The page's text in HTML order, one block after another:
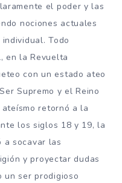
el poder y las
nociones actuales
Todo
en la Revuelta
con un estado ateo
Supremo y el Reino
retornó a la
los siglos 18 y 19, la
a socavar las
y proyectar dudas
un ser prodigioso